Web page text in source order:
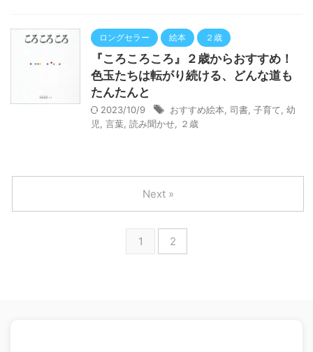
ロングセラー 絵本 ２歳
『ころころころ』２歳からおすすめ！
色玉たちは転がり続ける、どんな道も
たんたんと
2023/10/9 おすすめ絵本 司書 子育て 幼
児
言葉 読み聞かせ ２歳
1 2
Next »